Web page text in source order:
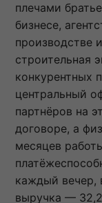
плечами
бизнесе,
производстве
строительная
конкурентных
центральный
партнёров на
договоре, а
месяцев
каждый вечер,
выручка —